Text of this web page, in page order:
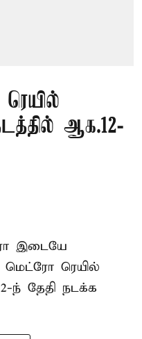
ஆக.12-
இடையே
மெட்ரோ ரெயில்
ந் தேதி நடக்க